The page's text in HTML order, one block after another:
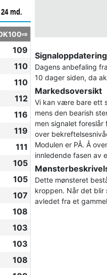
24 md.
109
110
110
112
116
119
111
105
105
107
108
103
103
108
Signaloppdatering
Dagens anbefaling
10 dager siden, da
Markedsoversikt
Vi kan være bare ett
mens den bearish
men signalet foreslår
over
Modulen er PÅ. Å
innledende fasen av
Dette mønsteret
kroppen. Når det blir
avledet fra et